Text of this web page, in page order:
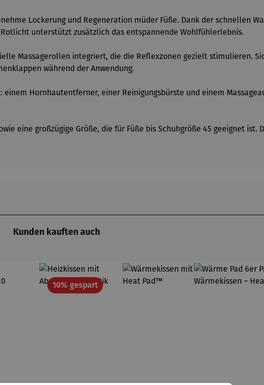
Lockerung und Regeneration müder Füße. Dank der schnellen
unterstützt zusätzlich das entspannende Wohlfühlerlebnis.
Massagerollen integriert, die die Reflexzonen gezielt stimulieren.
während der Anwendung.
Hornhautentferner, einer Reinigungsbürste und einem
eine großzügige Größe, die für Füße bis Schuhgröße 45 geeignet ist.
Kunden kauften auch
10% gespartRabatt